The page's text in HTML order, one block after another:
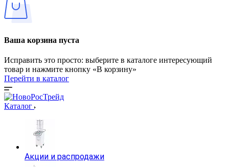
Ваша корзина пуста
Исправить это просто: выберите в каталоге интересующий
товар и нажмите кнопку «В корзину»
Перейти в каталог
Каталог
Акции и распродажи